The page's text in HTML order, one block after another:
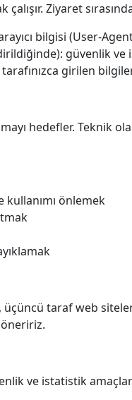
Ziyaret
bilgisi (User-
güvenlik ve
girilen
hedefler. Teknik
önlemek
üçüncü taraf web
ve istatistik